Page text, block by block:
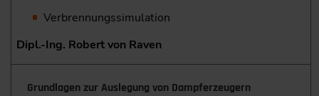
Verbrennungssimulation
Dipl.-Ing. Robert von Raven
Grundlagen zur Auslegung von Dampferzeugern